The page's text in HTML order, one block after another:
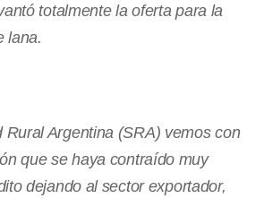
totalmente la oferta para la
lana.
Rural Argentina (SRA) vemos con
que se haya contraído muy
dejando al sector exportador,